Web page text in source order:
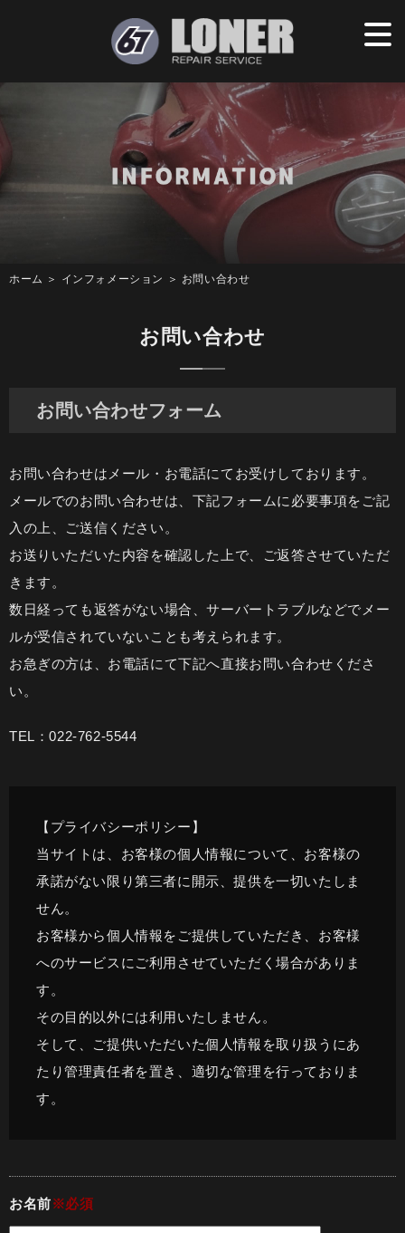
ホーム ＞ インフォメーション ＞ お問い合わせ
お問い合わせ
お問い合わせフォーム
お問い合わせはメール・お電話にてお受けしております。
メールでのお問い合わせは、下記フォームに必要事項をご記
入の上、ご送信ください。
お送りいただいた内容を確認した上で、ご返答させていただ
きます。
数日経っても返答がない場合、サーバートラブルなどでメー
ルが受信されていないことも考えられます。
お急ぎの方は、お電話にて下記へ直接お問い合わせくださ
い。
TEL：022-762-5544
【プライバシーポリシー】
当サイトは、お客様の個人情報について、お客様の
承諾がない限り第三者に開示、提供を一切いたしま
せん。
お客様から個人情報をご提供していただき、お客様
へのサービスにご利用させていただく場合がありま
す。
その目的以外には利用いたしません。
そして、ご提供いただいた個人情報を取り扱うにあ
たり管理責任者を置き、適切な管理を行っておりま
す。
お名前※必須